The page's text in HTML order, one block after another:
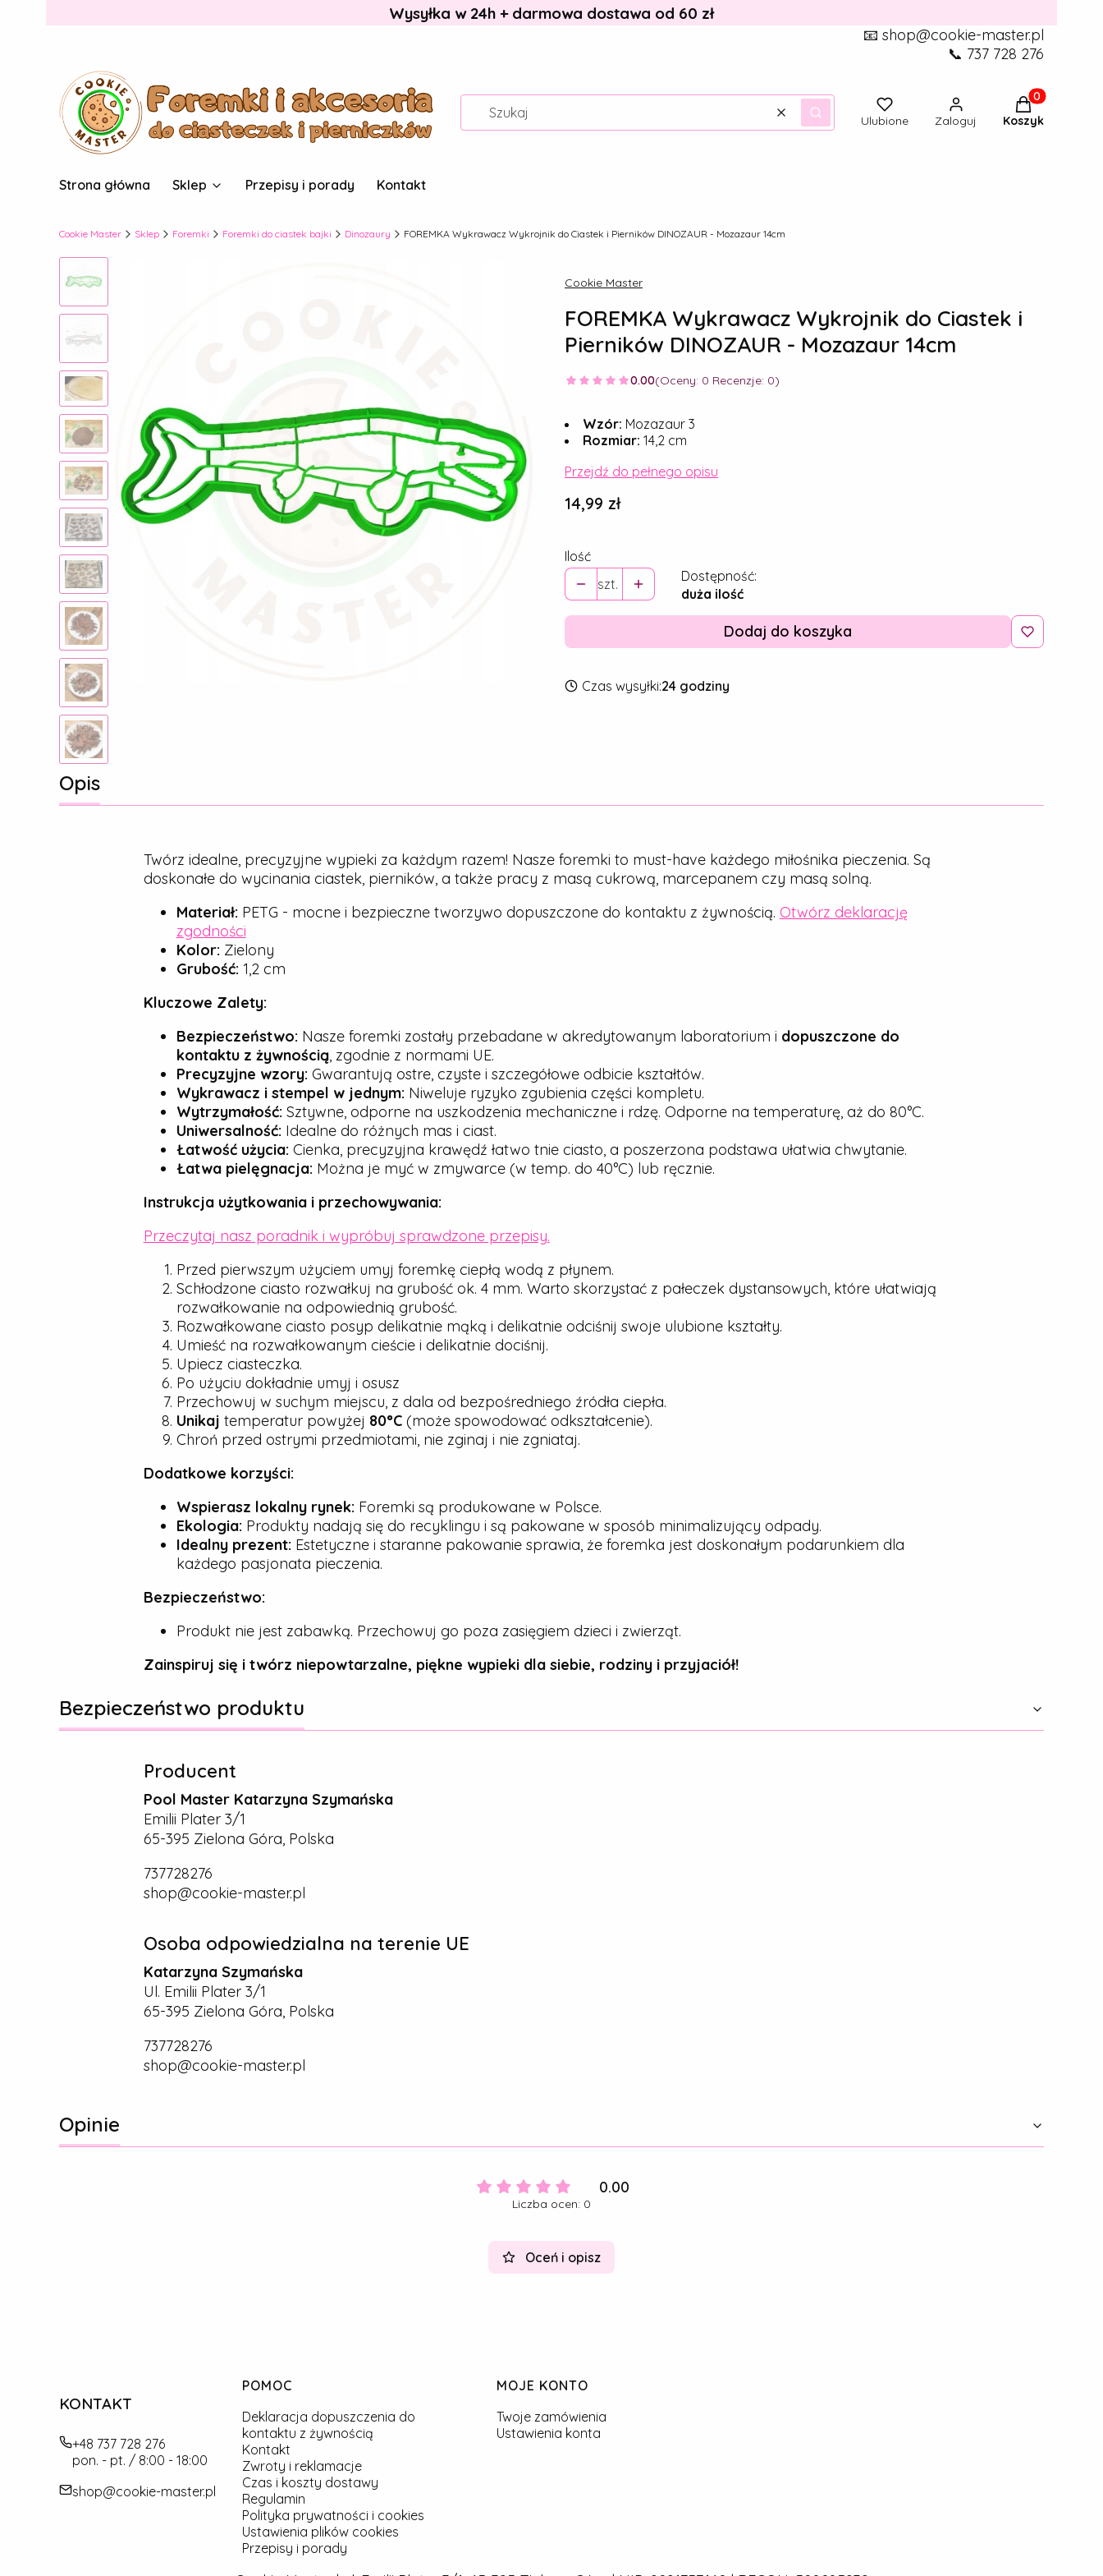
Wysyłka w 24h + darmowa dostawa od 60 zł
📧 shop@cookie-master.pl
📞 737 728 276
WyczyśćSzukaj Ulubione Zaloguj
Produkty w
Koszyk
Strona główna Sklep Przepisy i porady Kontakt
Cookie Master Sklep Foremki Foremki do ciastek bajki Dinozaury FOREMKA Wykrawacz Wykrojnik do Ciastek i Pierników DINOZAUR - Mozazaur 14cm
Cookie Master
FOREMKA Wykrawacz Wykrojnik do Ciastek i
Pierników DINOZAUR - Mozazaur 14cm
0.00(Oceny: 0 Recenzje: 0)
Wzór: Mozazaur 3
Rozmiar: 14,2 cm
Przejdź do pełnego opisu
Cena
14,99 zł
Ilość
szt.
Dostępność:
duża ilość
Dodaj do koszyka
Czas wysyłki:24 godziny
Opis
Twórz idealne, precyzyjne wypieki za każdym razem! Nasze foremki to must-have każdego miłośnika pieczenia. Są
doskonałe do wycinania ciastek, pierników, a także pracy z masą cukrową, marcepanem czy masą solną.
Materiał: PETG - mocne i bezpieczne tworzywo dopuszczone do kontaktu z żywnością. Otwórz deklarację
zgodności
Kolor: Zielony
Grubość: 1,2 cm
Kluczowe Zalety:
Bezpieczeństwo: Nasze foremki zostały przebadane w akredytowanym laboratorium i dopuszczone do
kontaktu z żywnością, zgodnie z normami UE.
Precyzyjne wzory: Gwarantują ostre, czyste i szczegółowe odbicie kształtów.
Wykrawacz i stempel w jednym: Niweluje ryzyko zgubienia części kompletu.
Wytrzymałość: Sztywne, odporne na uszkodzenia mechaniczne i rdzę. Odporne na temperaturę, aż do 80°C.
Uniwersalność: Idealne do różnych mas i ciast.
Łatwość użycia: Cienka, precyzyjna krawędź łatwo tnie ciasto, a poszerzona podstawa ułatwia chwytanie.
Łatwa pielęgnacja: Można je myć w zmywarce (w temp. do 40°C) lub ręcznie.
Instrukcja użytkowania i przechowywania:
Przeczytaj nasz poradnik i wypróbuj sprawdzone przepisy.
Przed pierwszym użyciem umyj foremkę ciepłą wodą z płynem.
Schłodzone ciasto rozwałkuj na grubość ok. 4 mm. Warto skorzystać z pałeczek dystansowych, które ułatwiają
rozwałkowanie na odpowiednią grubość.
Rozwałkowane ciasto posyp delikatnie mąką i delikatnie odciśnij swoje ulubione kształty.
Umieść na rozwałkowanym cieście i delikatnie dociśnij.
Upiecz ciasteczka.
Po użyciu dokładnie umyj i osusz
Przechowuj w suchym miejscu, z dala od bezpośredniego źródła ciepła.
Unikaj temperatur powyżej 80°C(może spowodować odkształcenie).
Chroń przed ostrymi przedmiotami, nie zginaj i nie zgniataj.
Dodatkowe korzyści:
Wspierasz lokalny rynek: Foremki są produkowane w Polsce.
Ekologia: Produkty nadają się do recyklingu i są pakowane w sposób minimalizujący odpady.
Idealny prezent: Estetyczne i staranne pakowanie sprawia, że foremka jest doskonałym podarunkiem dla
każdego pasjonata pieczenia.
Bezpieczeństwo:
Produkt nie jest zabawką. Przechowuj go poza zasięgiem dzieci i zwierząt.
Zainspiruj się i twórz niepowtarzalne, piękne wypieki dla siebie, rodziny i przyjaciół!
Bezpieczeństwo produktu
Producent
Pool Master Katarzyna Szymańska
Emilii Plater 3/1
65-395 Zielona Góra, Polska
737728276
shop@cookie-master.pl
Osoba odpowiedzialna na terenie UE
Katarzyna Szymańska
Ul. Emilii Plater 3/1
65-395 Zielona Góra, Polska
737728276
shop@cookie-master.pl
Opinie
0.00
Liczba ocen: 0
Oceń i opisz
KONTAKT
+48 737 728 276
pon. - pt. / 8:00 - 18:00
shop@cookie-master.pl
Linki w stopce
POMOC
Deklaracja dopuszczenia do
kontaktu z żywnością
Kontakt
Zwroty i reklamacje
Czas i koszty dostawy
Regulamin
Polityka prywatności i cookies
Ustawienia plików cookies
Przepisy i porady
MOJE KONTO
Twoje zamówienia
Ustawienia konta